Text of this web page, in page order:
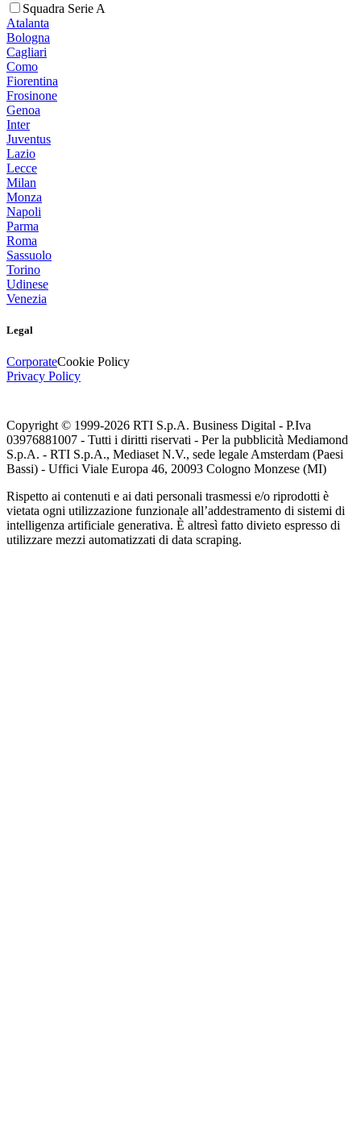
Squadra Serie A
Atalanta
Bologna
Cagliari
Como
Fiorentina
Frosinone
Genoa
Inter
Juventus
Lazio
Lecce
Milan
Monza
Napoli
Parma
Roma
Sassuolo
Torino
Udinese
Venezia
Legal
CorporateCookie Policy
Privacy Policy
Copyright © 1999-2026 RTI S.p.A. Business Digital - P.Iva
03976881007 - Tutti i diritti riservati - Per la pubblicità Mediamond
S.p.A. - RTI S.p.A., Mediaset N.V., sede legale Amsterdam (Paesi
Bassi) - Uffici Viale Europa 46, 20093 Cologno Monzese (MI)
Rispetto ai contenuti e ai dati personali trasmessi e/o riprodotti è
vietata ogni utilizzazione funzionale all’addestramento di sistemi di
intelligenza artificiale generativa. È altresì fatto divieto espresso di
utilizzare mezzi automatizzati di data scraping.